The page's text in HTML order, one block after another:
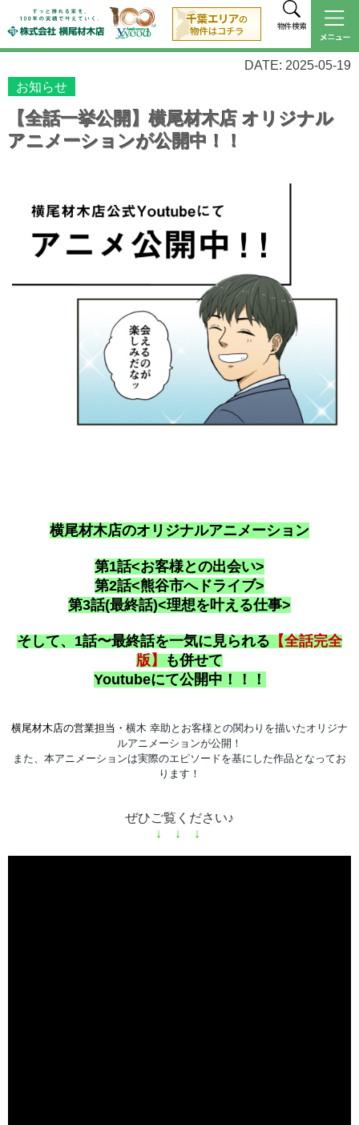
物件検索
DATE: 2025-05-19
お知らせ
【全話一挙公開】横尾材木店 オリジナル
アニメーションが公開中！！
横尾材木店のオリジナルアニメーション
第1話<お客様との出会い>
第2話<熊谷市へドライブ>
第3話(最終話)<理想を叶える仕事>
そして、1話〜最終話を一気に見られる 【全話完全
版】
も併せて
Youtubeにて公開中！！！
横尾材木店の営業担当・ 横木 幸助とお客様との関わりを描いたオリジナ
ルアニメーションが公開！
また、本アニメーションは実際のエピソードを基にした作品となってお
ります！
ぜひご覧ください♪
↓ ↓ ↓